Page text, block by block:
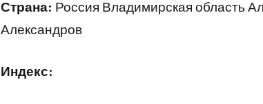
Страна: Россия Владимирская область
Александров
Индекс: